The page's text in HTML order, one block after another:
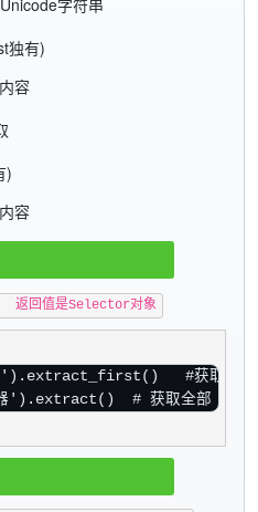
独有)
容
)
容
回值是Selector对象
').extract()  # 获取全部